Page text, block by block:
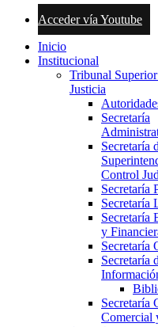
Acceder vía Youtube
Inicio
Institucional
Tribunal
Justicia
Secretaría
Secretaría
Control
Secretaría
Secretaría
Secretaría
y
Secretaría
Secretaría
Secretaría
Comercial